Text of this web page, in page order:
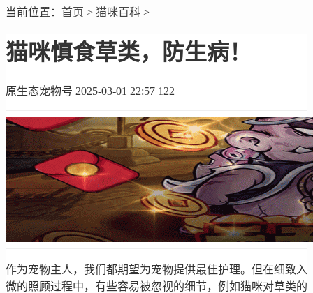
当前位置： 首页 > 猫咪百科 >
猫咪慎食草类，防生病！
原生态宠物号 2025-03-01 22:57 122
作为宠物主人，我们都期望为宠物提供最佳护理。但在细致入
微的照顾过程中，有些容易被忽视的细节，例如猫咪对草类的